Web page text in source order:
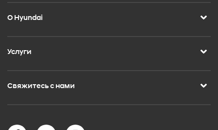
О Hyundai
Услуги
Свяжитесь с нами